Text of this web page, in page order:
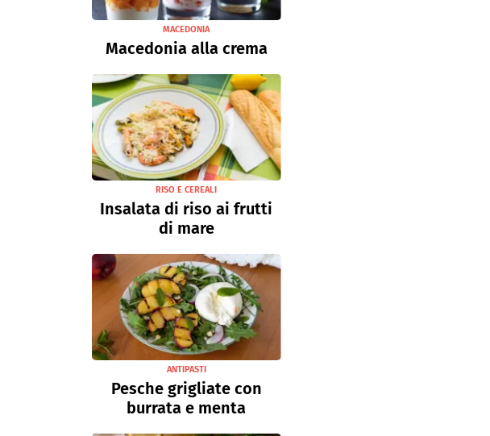
MACEDONIA
Macedonia alla crema
RISO E CEREALI
Insalata di riso ai frutti
di mare
ANTIPASTI
Pesche grigliate con
burrata e menta